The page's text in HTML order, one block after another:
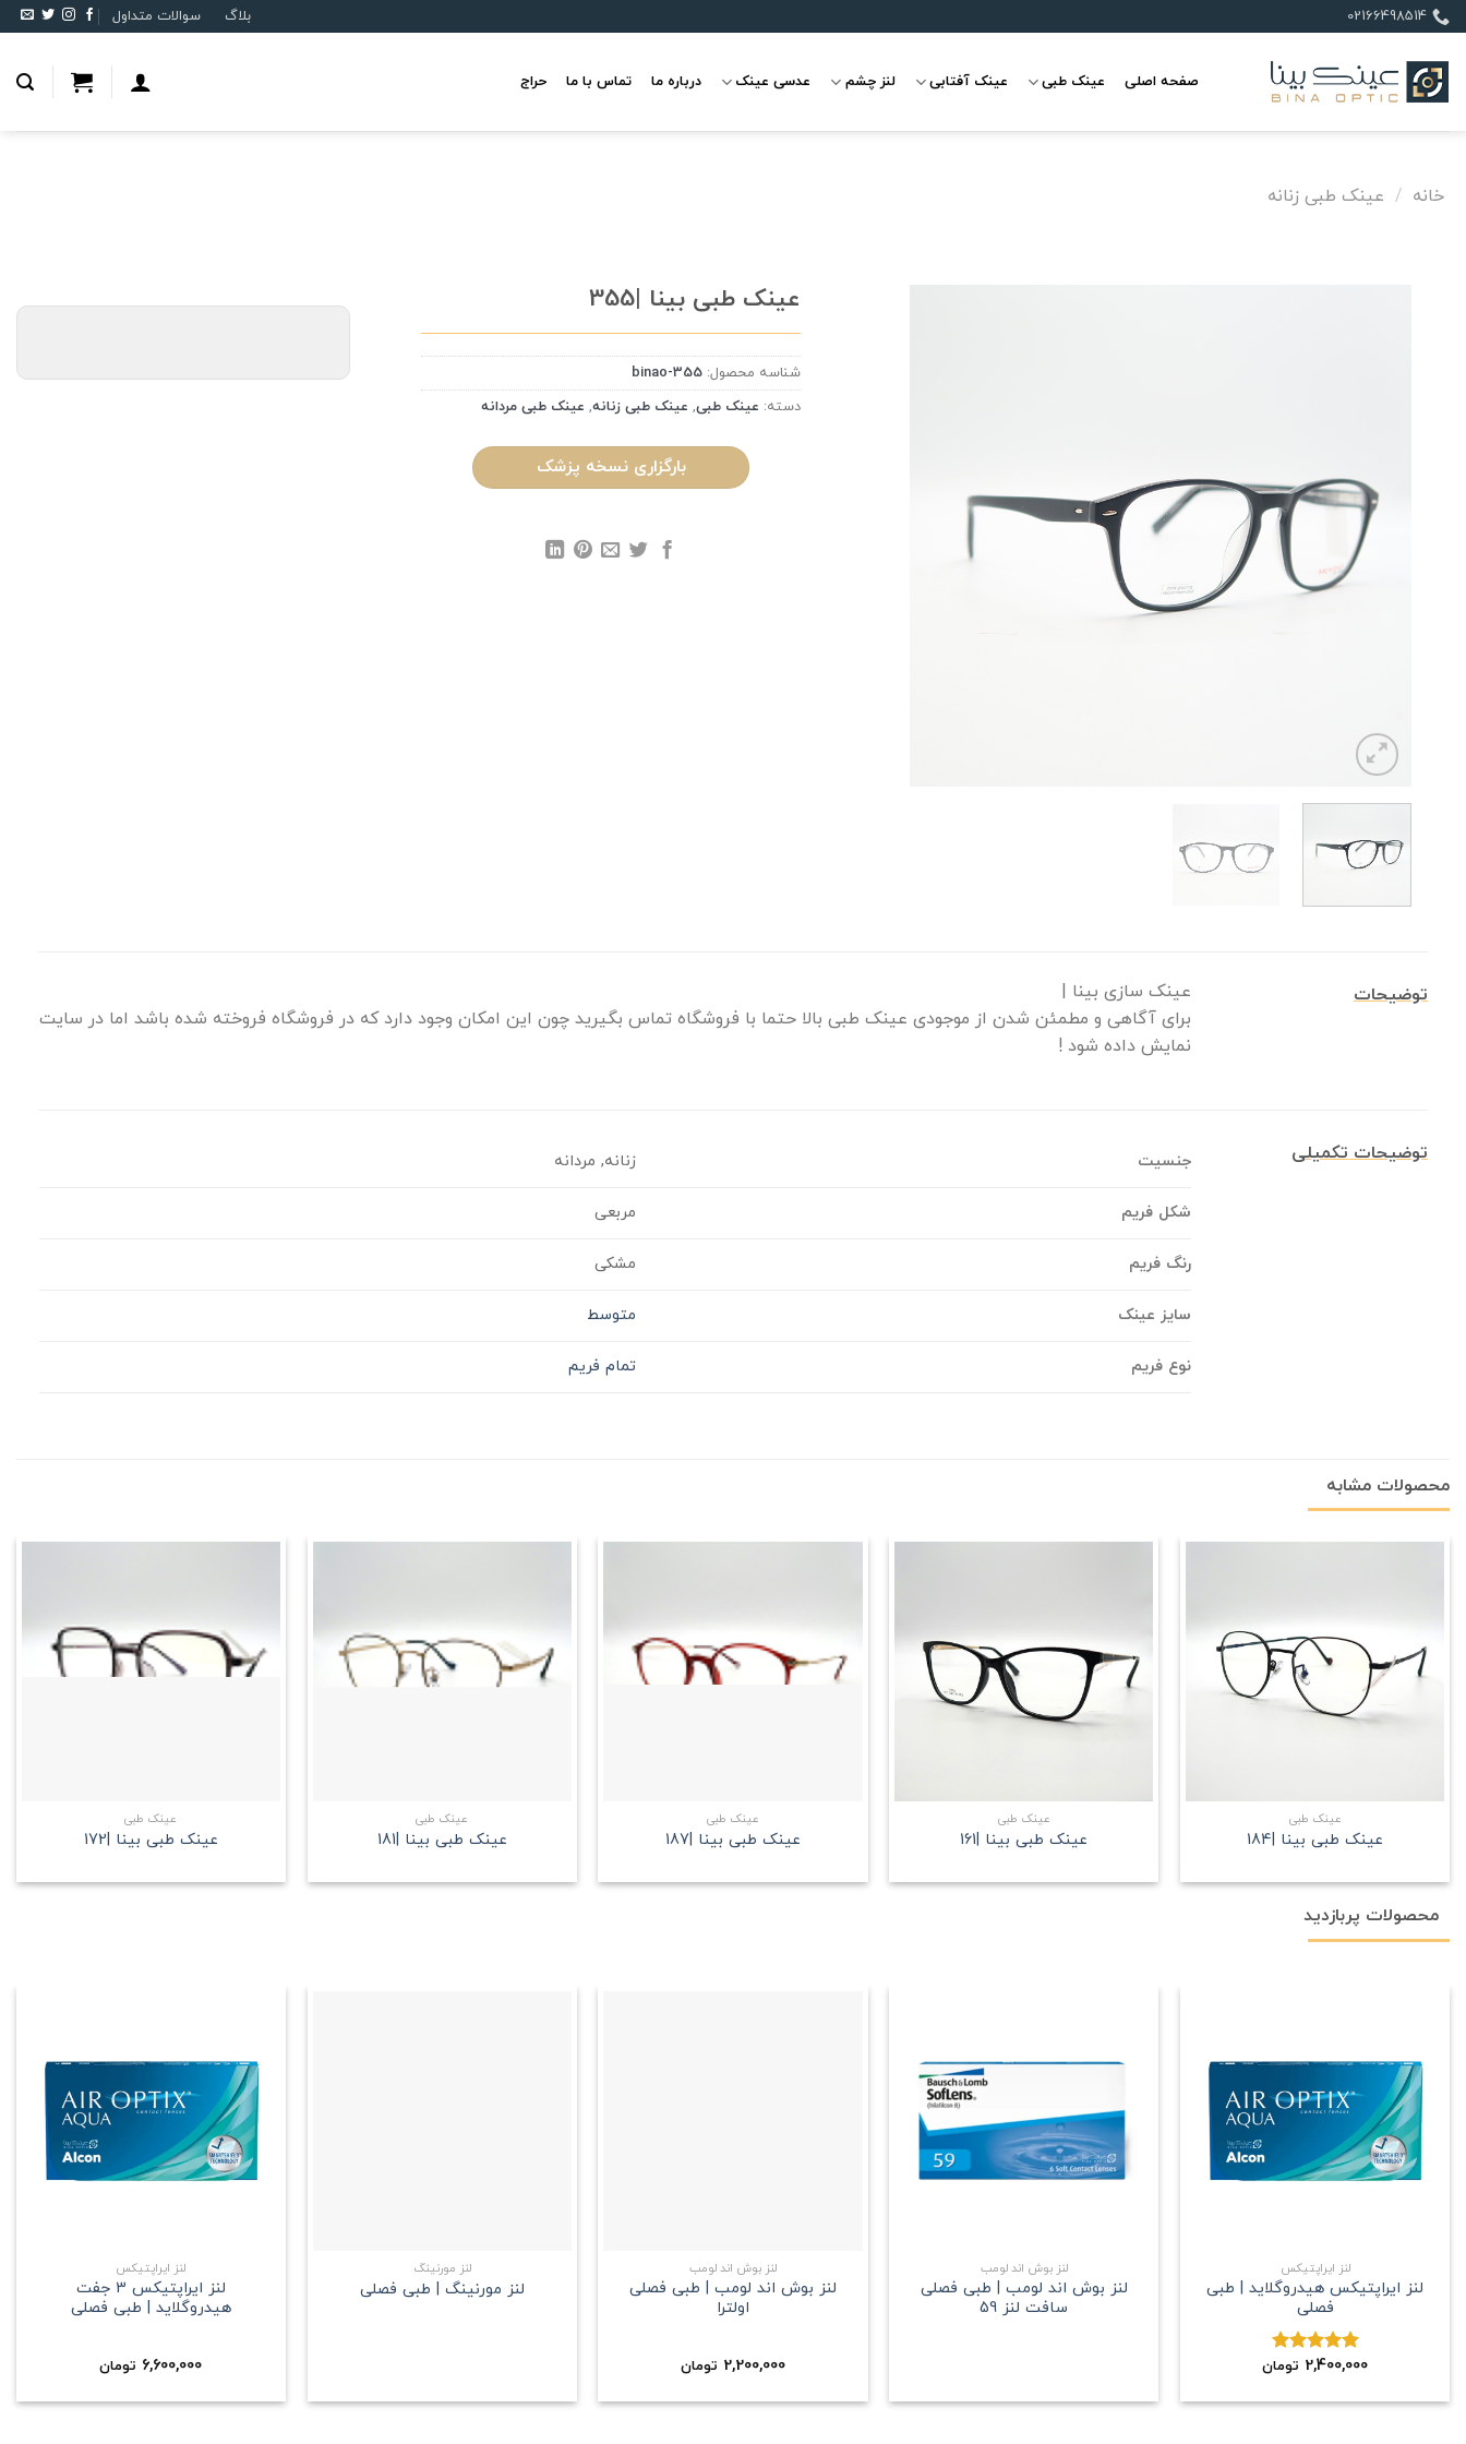
Skip
to
content
02166498514 بلاگ سوالات متداول
صفحه اصلی عینک طبی عینک آفتابی لنز چشم عدسی عینک درباره ما تماس با ما حراج
خانه / عینک طبی زنانه
عینک طبی بینا |355
شناسه محصول: binao-355
دسته: عینک طبی, عینک طبی زنانه, عینک طبی مردانه
بارگزاری نسخه پزشک
توضیحات
عینک سازی بینا |
برای آگاهی و مطمئن شدن از موجودی عینک طبی بالا حتما با فروشگاه تماس بگیرید چون این امکان وجود دارد که در فروشگاه فروخته شده باشد اما در سایت
نمایش داده شود !
توضیحات تکمیلی جنسیت زنانه, مردانه
شکل فریم مربعی
رنگ فریم مشکی
سایز عینک متوسط
نوع فریم تمام فریم
محصولات مشابه
مندی
عینک طبی
عینک طبی بینا |184
مندی
عینک طبی
عینک طبی بینا |161
مندی
عینک طبی
عینک طبی بینا |187
مندی
عینک طبی
عینک طبی بینا |181
علاقه
مندی
عینک طبی
عینک طبی بینا |172
محصولات پربازدید
علاقه
لنز ایراپتیکس
لنز ایراپتیکس هیدروگلاید | طبی
فصلی
نمره5.002,400,000 تومان
علاقه
مندی
لنز بوش اند لومب
لنز بوش اند لومب | طبی فصلی
سافت لنز 59
لنز بوش اند لومب
لنز بوش اند لومب | طبی فصلی
اولترا
2,200,000 تومان
لنز مورنینگ
لنز مورنینگ | طبی فصلی
علاقه
لنز ایراپتیکس
لنز ایراپتیکس 3 جفت
هیدروگلاید | طبی فصلی
6,600,000 تومان